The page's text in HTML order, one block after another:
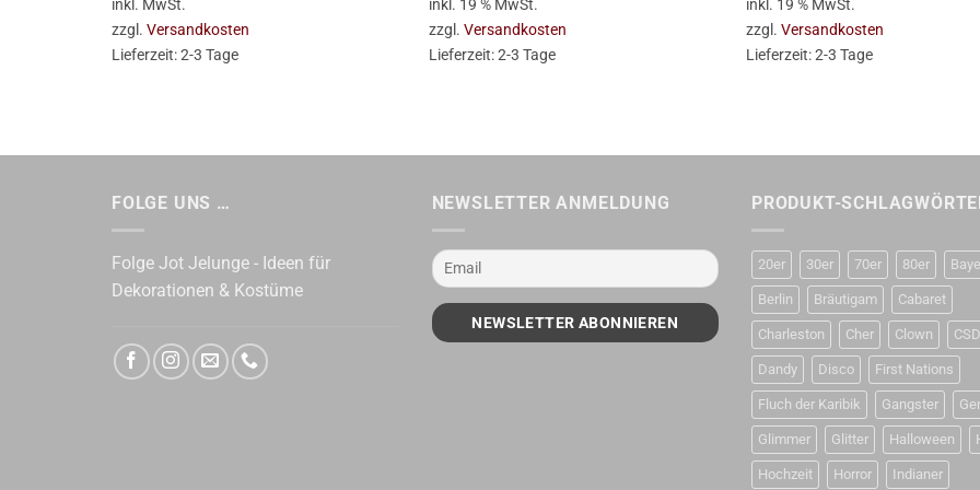
inkl. MwSt.
zzgl. Versandkosten
Lieferzeit:2-3 Tage
inkl. 19 % MwSt.
zzgl. Versandkosten
Lieferzeit:2-3 Tage
inkl. 19 % MwSt.
zzgl. Versandkosten
Lieferzeit:2-3 Tage
FOLGE UNS …
Folge Jot Jelunge - Ideen für
Dekorationen & Kostüme
NEWSLETTER ANMELDUNG PRODUKT-
20er 30er 70er 80er
Berlin Bräutigam Cabaret
Charleston Cher Clown CSD
Dandy Disco First Nations
Fluch der Karibik Gangster
Glimmer Glitter Halloween
Hochzeit Horror Indianer